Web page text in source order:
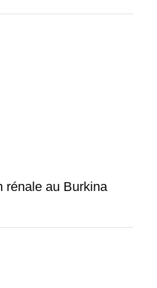
rénale au Burkina